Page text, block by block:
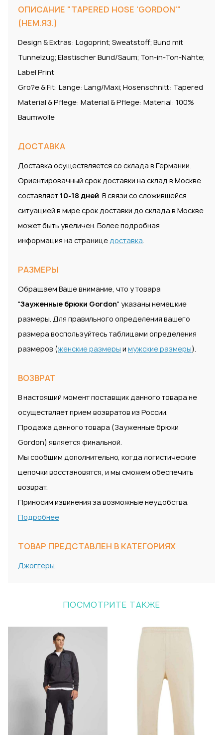
ОПИСАНИЕ "TAPERED HOSE 'GORDON'"
(НЕМ.ЯЗ.)
Design & Extras: Logoprint; Sweatstoff; Bund mit
Tunnelzug; Elastischer Bund/Saum; Ton-in-Ton-Nahte;
Label Print
Gro?e & Fit: Lange: Lang/Maxi; Hosenschnitt: Tapered
Material & Pflege: Material & Pflege: Material: 100%
Baumwolle
ДОСТАВКА
Доставка осуществляется со склада в Германии.
Ориентировачный срок доставки на склад в Москве
составляет 10-18 дней. В связи со сложившейся
ситуацией в мире срок доставки до склада в Москве
может быть увеличен. Более подробная
информация на страницедоставка.
РАЗМЕРЫ
Обращаем Ваше внимание, что у товара
"Зауженные брюки Gordon" указаны немецкие
размеры. Для правильного определения вашего
размера воспользуйтесь таблицами определения
размеров (женские размеры и мужские размеры).
ВОЗВРАТ
В настоящий момент поставщик данного товара не
осуществляет прием возвратов из России.
Продажа данного товара (Зауженные брюки
Gordon) является финальной.
Мы сообщим дополнительно, когда логистические
цепочки восстановятся, и мы сможем обеспечить
возврат.
Приносим извинения за возможные неудобства.
Подробнее
ТОВАР ПРЕДСТАВЛЕН В КАТЕГОРИЯХ
Джоггеры
ПОСМОТРИТЕ ТАКЖЕ